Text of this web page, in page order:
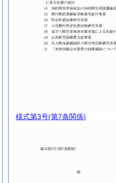
様式第3号(第7条関係)